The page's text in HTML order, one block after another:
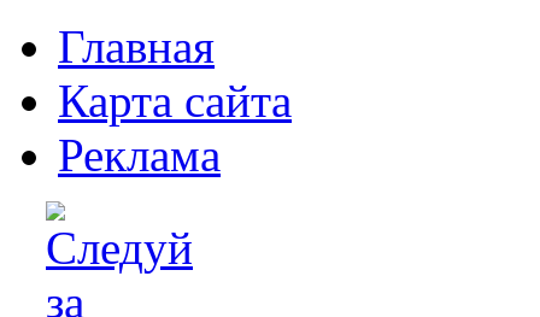
Главная
Карта сайта
Реклама